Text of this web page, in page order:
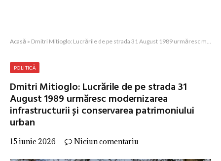
Acasă » Dmitri Mitioglo: Lucrările de pe strada 31 August 1989 urmăresc modernizarea infrastructurii și conservarea patrimoniului urban
POLITICĂ
Dmitri Mitioglo: Lucrările de pe strada 31
August 1989 urmăresc modernizarea
infrastructurii și conservarea patrimoniului
urban
15 iunie 2026 Niciun comentariu